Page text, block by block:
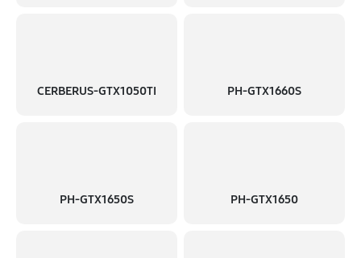
CERBERUS-GTX1050TI PH-GTX1660S
PH-GTX1650S PH-GTX1650